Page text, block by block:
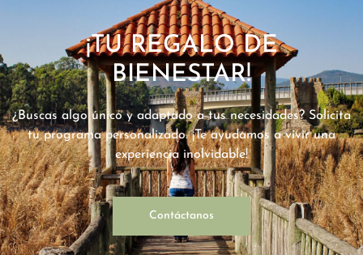
¡TU REGALO DE
BIENESTAR!
¿Buscas algo único y adaptado a tus necesidades? Solicita
tu programa personalizado. ¡Te ayudamos a vivir una
experiencia inolvidable!
Contáctanos